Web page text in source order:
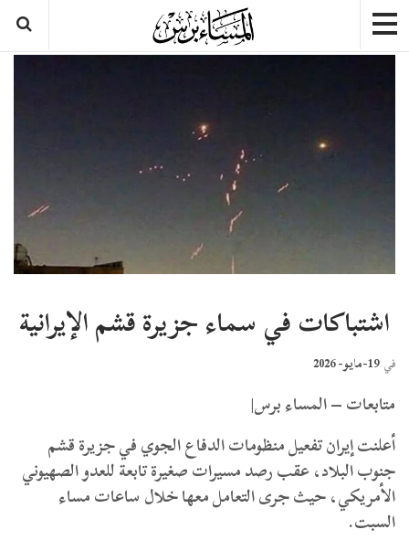
اشتباكات في سماء جزيرة قشم الإيرانية
في 19-مايو- 2026
متابعات – المساء برس|
أعلنت إيران تفعيل منظومات الدفاع الجوي في جزيرة قشم
جنوب البلاد، عقب رصد مسيرات صغيرة تابعة للعدو الصهيوني
الأمريكي، حيث جرى التعامل معها خلال ساعات مساء
السبت.